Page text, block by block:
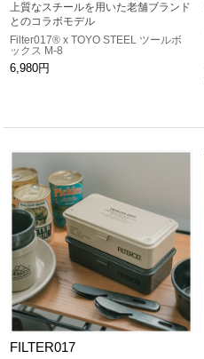
上質なスチールを用いた老舗ブランド
とのコラボモデル
Filter017® x TOYO STEEL ツールボ
ックス M-8
6,980円
FILTER017